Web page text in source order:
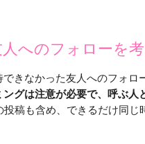
へのフォローを
きなかった友人へのフォロ
グは注意が必要で、呼ぶ人
投稿も含め、できるだけ同じ